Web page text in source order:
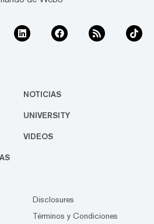
NOTICIAS
UNIVERSITY
VIDEOS
Disclosures
Términos y Condiciones